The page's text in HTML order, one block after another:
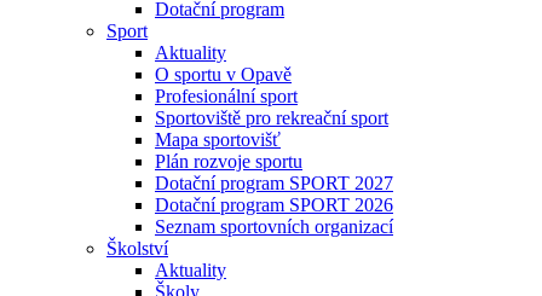
Dotační program
Sport
Aktuality
O sportu v Opavě
Profesionální sport
Sportoviště pro rekreační sport
Mapa sportovišť
Plán rozvoje sportu
Dotační program SPORT 2027
Dotační program SPORT 2026
Seznam sportovních organizací
Školství
Aktuality